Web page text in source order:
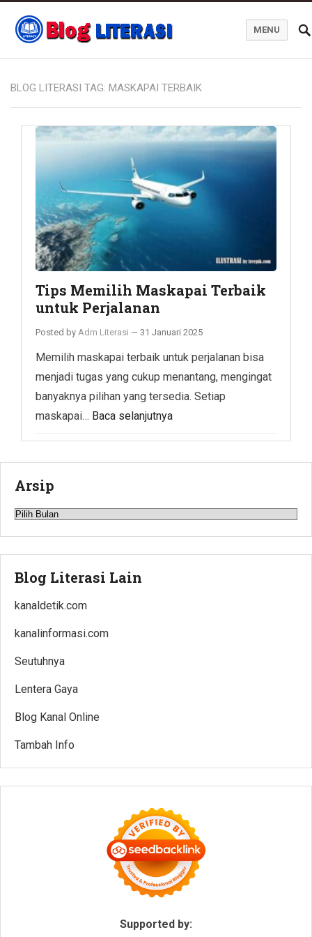
MENU
BLOG LITERASI TAG: MASKAPAI TERBAIK
Tips Memilih Maskapai Terbaik
untuk Perjalanan
Posted by Adm Literasi — 31 Januari 2025
Memilih maskapai terbaik untuk perjalanan bisa
menjadi tugas yang cukup menantang, mengingat
banyaknya pilihan yang tersedia. Setiap
maskapai… Baca selanjutnya
Arsip
Arsip
Blog Literasi Lain
kanaldetik.com
kanalinformasi.com
Seutuhnya
Lentera Gaya
Blog Kanal Online
Tambah Info
Supported by: